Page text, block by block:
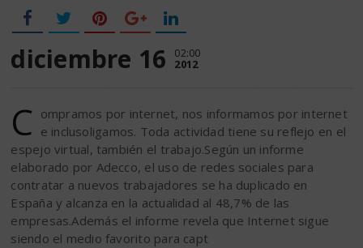
diciembre 16 02:00
2012
C ompramos por internet, nos informamos por internet
e inclusoligamos. Toda actividad tiene su reflejo en el
espejo virtual, también el trabajo.Según un informe
elaborado por Adecco, el uso de redes sociales para
contratar a nuevos trabajadores se ha duplicado en
España y alcanza en la actualidad al 48,7% de las
empresas.Además el informe revela que Internet sigue
siendo el medio favorito para capt